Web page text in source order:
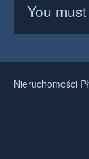
You
Nieruchomości